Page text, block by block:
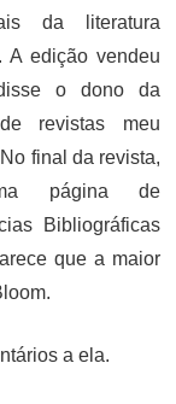
da literatura
A edição vendeu
o dono da
revistas meu
final da revista,
página de
Bibliográficas
que a maior
a ela.